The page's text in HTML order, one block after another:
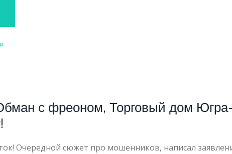
с фреоном, Торговый дом
Очередной сюжет про мошенников, написал